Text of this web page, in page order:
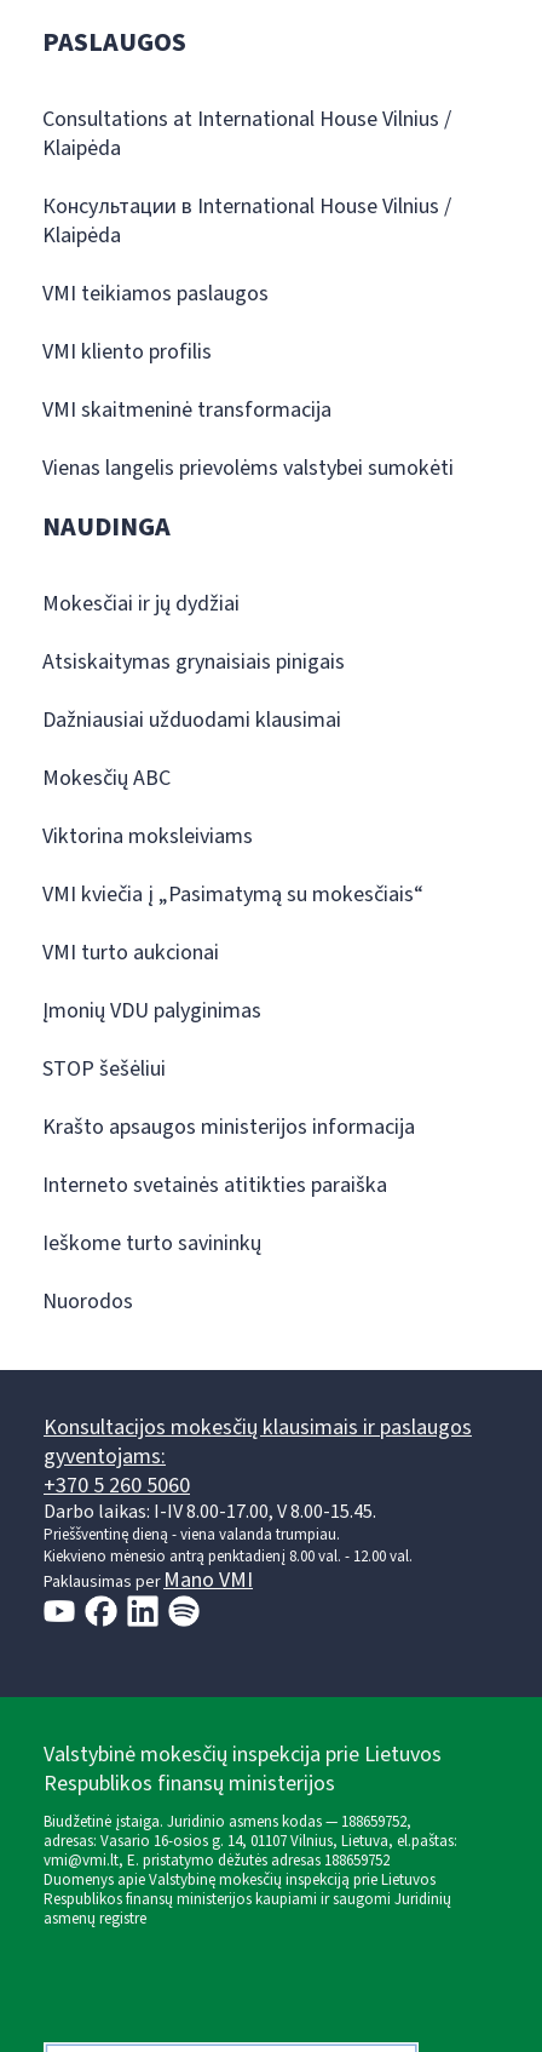
PASLAUGOS
Consultations at International House Vilnius /
Klaipėda
Консультации в International House Vilnius /
Klaipėda
VMI teikiamos paslaugos
VMI kliento profilis
VMI skaitmeninė transformacija
Vienas langelis prievolėms valstybei sumokėti
NAUDINGA
Mokesčiai ir jų dydžiai
Atsiskaitymas grynaisiais pinigais
Dažniausiai užduodami klausimai
Mokesčių ABC
Viktorina moksleiviams
VMI kviečia į „Pasimatymą su mokesčiais“
VMI turto aukcionai
Įmonių VDU palyginimas
STOP šešėliui
Krašto apsaugos ministerijos informacija
Interneto svetainės atitikties paraiška
Ieškome turto savininkų
Nuorodos
Konsultacijos mokesčių klausimais ir paslaugos
gyventojams:
+370 5 260 5060
Darbo laikas: I-IV 8.00-17.00, V 8.00-15.45.
Prieššventinę dieną - viena valanda trumpiau.
Kiekvieno mėnesio antrą penktadienį 8.00 val. - 12.00 val.
Paklausimas perMano VMI
Valstybinė mokesčių inspekcija prie Lietuvos
Respublikos finansų ministerijos
Biudžetinė įstaiga. Juridinio asmens kodas — 188659752,
adresas: Vasario 16-osios g. 14, 01107 Vilnius, Lietuva, el.paštas:
vmi@vmi.lt, E. pristatymo dėžutės adresas 188659752
Duomenys apie Valstybinę mokesčių inspekciją prie Lietuvos
Respublikos finansų ministerijos kaupiami ir saugomi Juridinių
asmenų registre